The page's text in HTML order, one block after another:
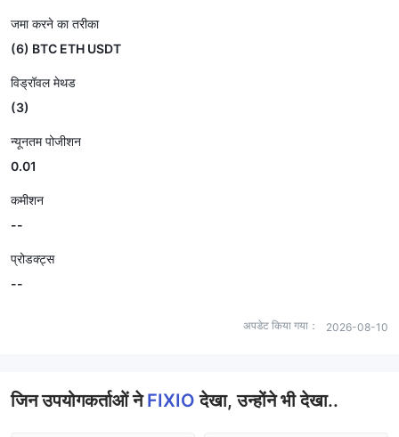
जमा करने का तरीका
(6) BTC ETH USDT
विड्रॉवल मेथड
(3)
न्यूनतम पोजीशन
0.01
कमीशन
--
प्रोडक्ट्स
--
अपडेट किया गया： 2026-08-10
जिन उपयोगकर्ताओं नेFIXIOदेखा, उन्होंने भी देखा..